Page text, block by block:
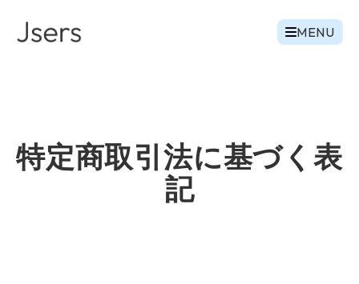
MENU
特定商取引法に基づく表
記